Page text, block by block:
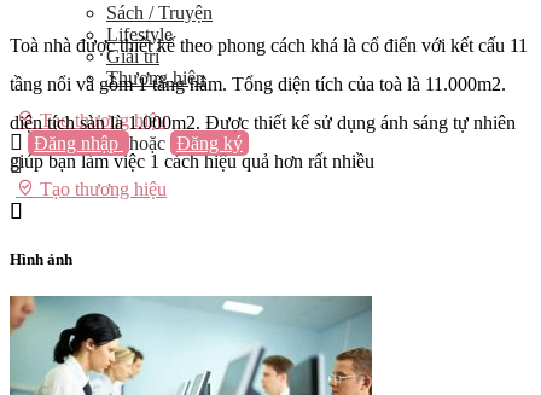
Sách / Truyện
Lifestyle
Giải trí
Thương hiệu
Tạo thương hiệu
Đăng nhập hoặc Đăng ký
Tạo thương hiệu
Toà nhà được thiết kế theo phong cách khá là cổ điển với kết cấu 11
tầng nổi và gồm 1 tầng hầm. Tổng diện tích của toà là 11.000m2.
diện tích sàn là 1.000m2. Được thiết kế sử dụng ánh sáng tự nhiên
giúp bạn làm việc 1 cách hiệu quả hơn rất nhiều
Hình ảnh